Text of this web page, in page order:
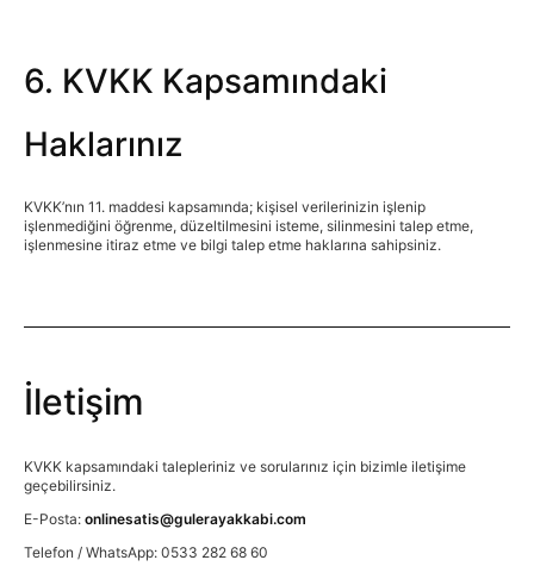
6. KVKK Kapsamındaki
Haklarınız
KVKK’nın 11. maddesi kapsamında; kişisel verilerinizin işlenip
işlenmediğini öğrenme, düzeltilmesini isteme, silinmesini talep etme,
işlenmesine itiraz etme ve bilgi talep etme haklarına sahipsiniz.
İletişim
KVKK kapsamındaki talepleriniz ve sorularınız için bizimle iletişime
geçebilirsiniz.
E-Posta: onlinesatis@gulerayakkabi.com
Telefon / WhatsApp: 0533 282 68 60